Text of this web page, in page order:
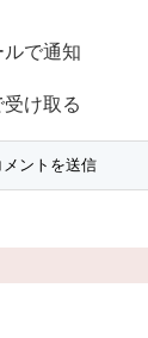
で通知
け取る